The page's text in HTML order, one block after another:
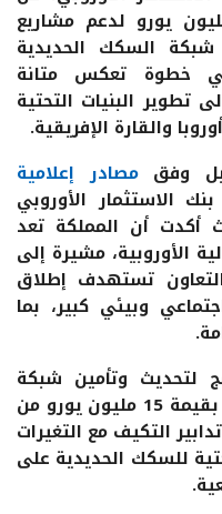
لدعم مشاريع
السكك الحديدية
خطوة تعكس متانة
تطوير البنيات التحتية
والقارة الإفريقية.
وفقمصادر إعلامية
الاستثمار الأوروبي
أكدت أن المملكة تعد
الأوروبية، مشيرة إلى
تستهدف إطلاق
وبيئي كبير، بما
لتحديث وتأمين شبكة
15 مليون يورو
من
التكيف مع التغيرات
للسكك الحديدية على